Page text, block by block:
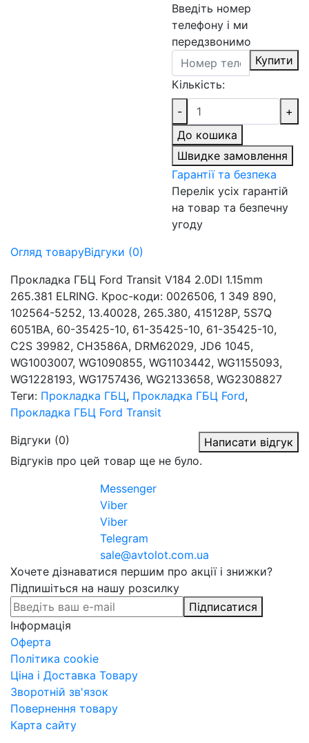
Введіть номер
телефону і ми
передзвонимо
Купити
Кількість:
-
+
До кошика
Швидке замовлення
Гарантії та безпека
Перелік усіх гарантій
на товар та безпечну
угоду
Огляд товаруВідгуки (0)
Прокладка ГБЦ Ford Transit V184 2.0DI 1.15mm
265.381 ELRING. Крос-коди: 0026506, 1 349 890,
102564-5252, 13.40028, 265.380, 415128P, 5S7Q
6051BA, 60-35425-10, 61-35425-10, 61-35425-10,
C2S 39982, CH3586A, DRM62029, JD6 1045,
WG1003007, WG1090855, WG1103442, WG1155093,
WG1228193, WG1757436, WG2133658, WG2308827
Теги: Прокладка ГБЦ, Прокладка ГБЦ Ford,
Прокладка ГБЦ Ford Transit
Відгуки (0)
Написати відгук
Відгуків про цей товар ще не було.
Messenger
Viber
Viber
Telegram
sale@avtolot.com.ua
Хочете дізнаватися першим про акції і знижки?
Підпишіться на нашу розсилку
Підписатися
Інформація
Оферта
Політика cookie
Ціна і Доставка Товару
Зворотній зв'язок
Повернення товару
Карта сайту